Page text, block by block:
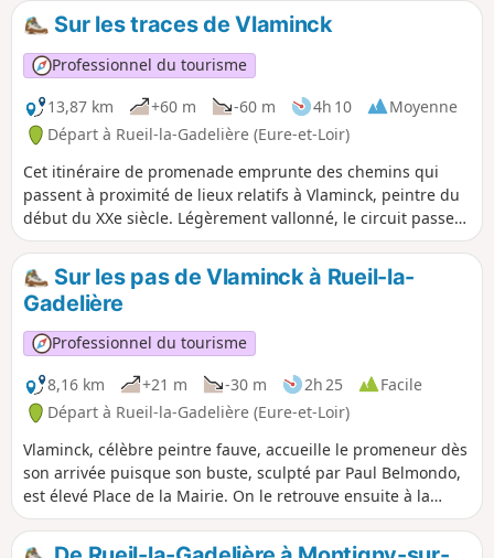
arbres et fait courir les nuages dans un ciel sombre » qui
avaient séduit le peintre y trouvant un écho avec ceux des
Flandres d'où sa famille paternelle était originaire.Avec
cette randonnée, vous allez de Rueil à Saint-Martin aux
portes de Verneuil où le "Fauve" se rendait souvent.
Sur les traces de Vlaminck
Professionnel du tourisme
13,87 km
+60 m -60 m 4h 10
Moyenne
Départ à Rueil-la-Gadelière (Eure-et-Loir)
Cet itinéraire de promenade emprunte des chemins qui
passent à proximité de lieux relatifs à Vlaminck, peintre du
début du XXe siècle. Légèrement vallonné, le circuit passe
de part et d'autre de l'aqueduc de l'Avre qui amène l'eau
potable jusqu'à Paris. Traversant les vallées du Buternay, de
Lamblore et du Nouvet, cette randonnée est marquée par
l'eau que l'on voit ou que l'on devine parfois.
Sur les pas de Vlaminck à Rueil-la-
Gadelière
Professionnel du tourisme
8,16 km
+21 m -30 m 2h 25
Facile
Départ à Rueil-la-Gadelière (Eure-et-Loir)
Vlaminck, célèbre peintre fauve, accueille le promeneur dès
son arrivée puisque son buste, sculpté par Paul Belmondo,
est élevé Place de la Mairie. On le retrouve ensuite à la
Tourillière où il vécut avant d’être inhumé au cimetière local.